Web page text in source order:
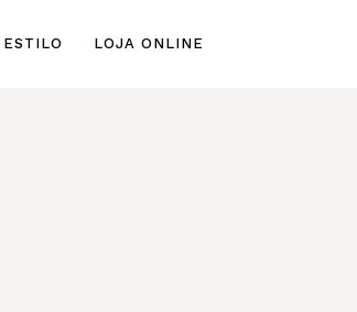
ESTILO LOJA ONLINE